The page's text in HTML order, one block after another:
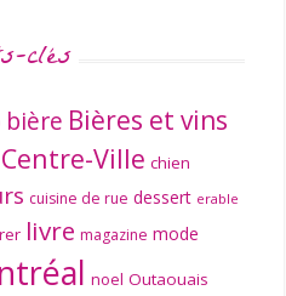
clés
bière Bières et vins
Centre-Ville chien
cuisine de rue dessert erable
livre magazine mode
noel Outaouais